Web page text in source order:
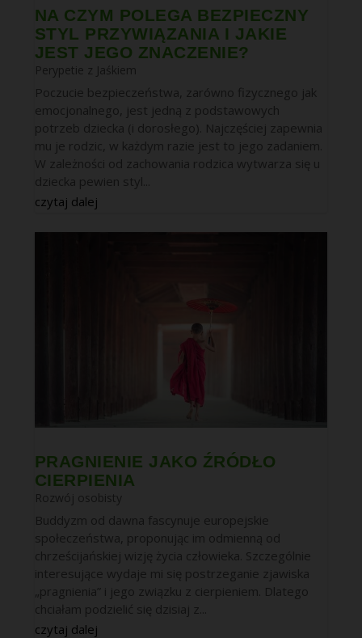
NA CZYM POLEGA BEZPIECZNY
STYL PRZYWIĄZANIA I JAKIE
JEST JEGO ZNACZENIE?
Perypetie z Jaśkiem
Poczucie bezpieczeństwa, zarówno fizycznego jak
emocjonalnego, jest jedną z podstawowych
potrzeb dziecka (i dorosłego). Najczęściej zapewnia
mu je rodzic, w każdym razie jest to jego zadaniem.
W zależności od zachowania rodzica wytwarza się u
dziecka pewien styl...
czytaj dalej
PRAGNIENIE JAKO ŹRÓDŁO
CIERPIENIA
Rozwój osobisty
Buddyzm od dawna fascynuje europejskie
społeczeństwa, proponując im odmienną od
chrześcijańskiej wizję życia człowieka. Szczególnie
interesujące wydaje mi się postrzeganie zjawiska
„pragnienia” i jego związku z cierpieniem. Dlatego
chciałam podzielić się dzisiaj z...
czytaj dalej